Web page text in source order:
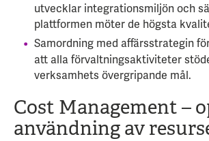
utvecklar integrationsmiljön och
plattformen möter de högsta
Samordning med affärsstrategin
att alla förvaltningsaktiviteter
verksamhets övergripande mål.
Cost Management –
användning av